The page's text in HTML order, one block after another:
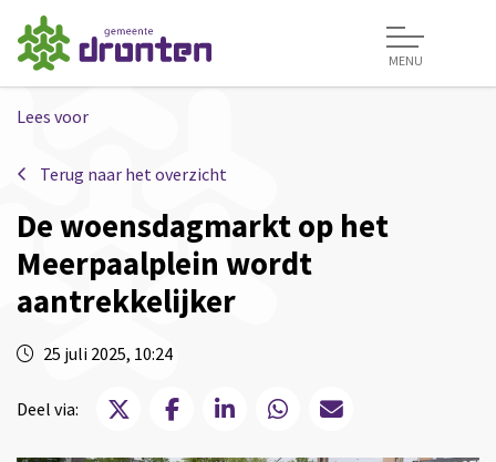
MENU
Lees voor
Terug naar het overzicht
De woensdagmarkt op het
Meerpaalplein wordt
aantrekkelijker
25 juli 2025, 10:24
Deel via: Deel via XDeel via Facebook
Deel via LinkedInDeel via WhatsApp